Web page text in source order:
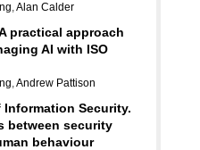
,Alan Calder
practical approach
AI with ISO
,Andrew Pattison
Security.
between security
behaviour